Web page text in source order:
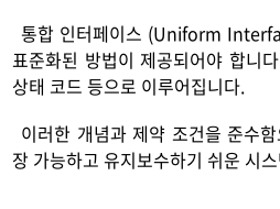
통합 인터페이스 (Uniform
표준화된 방법이 제공되어야 합니
상태 코드 등으로 이루어집니다.
이러한 개념과 제약 조건을 준수
장 가능하고 유지보수하기 쉬운 시